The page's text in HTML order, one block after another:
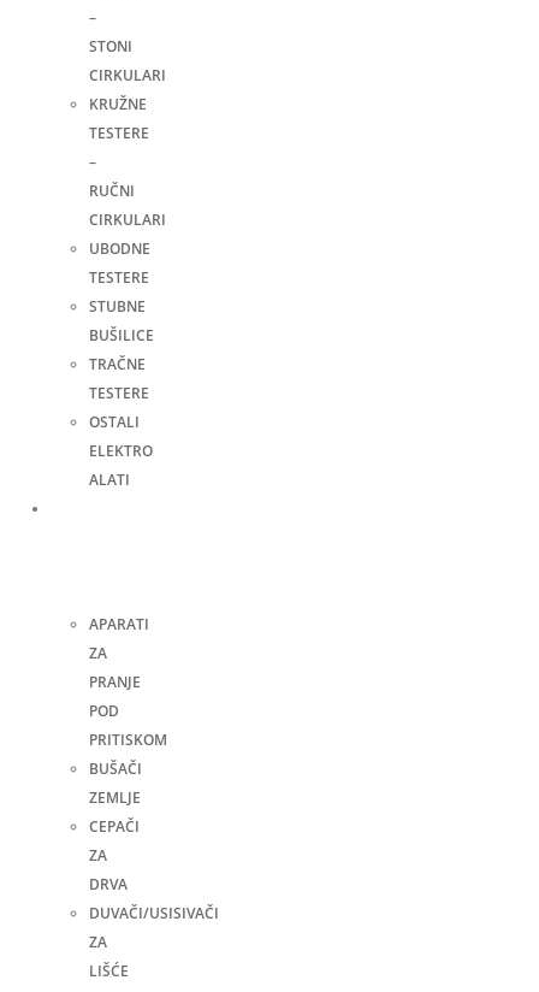
–
STONI
CIRKULARI
KRUŽNE
TESTERE
–
RUČNI
CIRKULARI
UBODNE
TESTERE
STUBNE
BUŠILICE
TRAČNE
TESTERE
OSTALI
ELEKTRO
ALATI
APARATI
ZA
PRANJE
POD
PRITISKOM
BUŠAČI
ZEMLJE
CEPAČI
ZA
DRVA
DUVAČI/USISIVAČI
ZA
LIŠĆE